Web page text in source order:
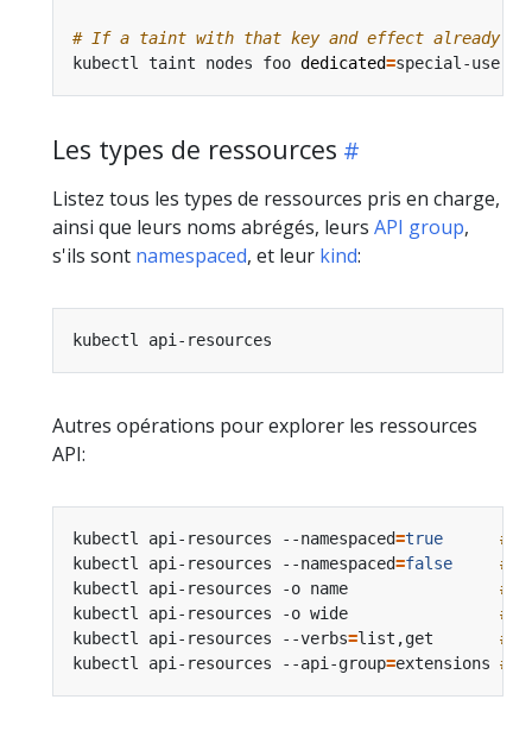
# If a taint with that key and effect already
kubectl taint nodes foo dedicated=
Les types de ressources
Listez tous les types de ressources pris en charge,
ainsi que leurs noms abrégés, leurs API group,
s'ils sont namespaced, et leur kind:
Autres opérations pour explorer les ressources
API:
kubectl api-resources --namespaced=true
#
kubectl api-resources --namespaced=false
#
kubectl api-resources -o name #
kubectl api-resources -o wide #
kubectl api-resources --verbs=list,get #
kubectl api-resources --api-group=extensions #